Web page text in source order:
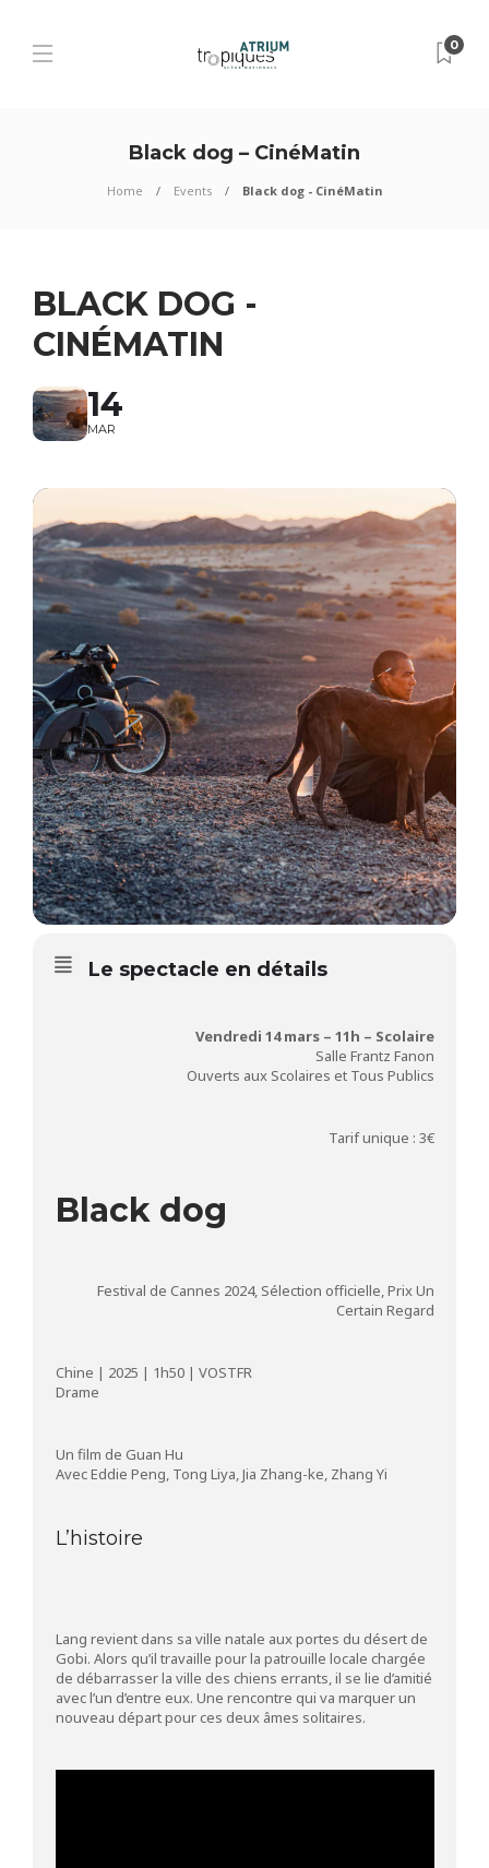
0
Black dog – CinéMatin
Home Events Black dog - CinéMatin
BLACK DOG -
CINÉMATIN
14
MAR
Le spectacle en détails
Vendredi 14 mars – 11h – Scolaire
Salle Frantz Fanon
Ouverts aux Scolaires et Tous Publics
Tarif unique : 3€
Black dog
Festival de Cannes 2024, Sélection officielle, Prix Un
Certain Regard
Chine | 2025 | 1h50 | VOSTFR
Drame
Un film de Guan Hu
Avec Eddie Peng, Tong Liya, Jia Zhang-ke, Zhang Yi
L’histoire
Lang revient dans sa ville natale aux portes du désert de
Gobi. Alors qu’il travaille pour la patrouille locale chargée
de débarrasser la ville des chiens errants, il se lie d’amitié
avec l’un d’entre eux. Une rencontre qui va marquer un
nouveau départ pour ces deux âmes solitaires.